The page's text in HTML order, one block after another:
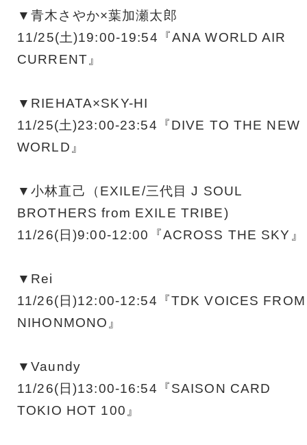
▼青木さやか×葉加瀬太郎
11/25(土)19:00-19:54『ANA WORLD AIR
CURRENT』
▼RIEHATA×SKY-HI
11/25(土)23:00-23:54『DIVE TO THE NEW
WORLD』
▼小林直己（EXILE/三代目 J SOUL
BROTHERS from EXILE TRIBE)
11/26(日)9:00-12:00『ACROSS THE SKY』
▼Rei
11/26(日)12:00-12:54『TDK VOICES FROM
NIHONMONO』
▼Vaundy
11/26(日)13:00-16:54『SAISON CARD
TOKIO HOT 100』